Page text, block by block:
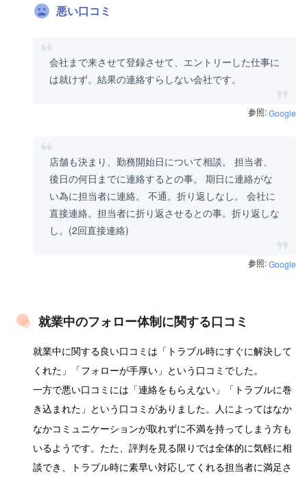
悪い口コミ
会社まで来させて登録させて、エントリーした仕事に
は就けず。結果の連絡すらしない会社です。
参照:Google
店舗も決まり、勤務開始日について相談。 担当者、
後日の何日までに連絡するとの事。 期日に連絡がな
い為に担当者に連絡。 不通。折り返しなし。 会社に
直接連絡。担当者に折り返させるとの事。折り返しな
し。(2回直接連絡)
参照:Google
就業中のフォロー体制に関する口コミ
就業中に関する良い口コミは「トラブル時にすぐに解決して
くれた」「フォローが手厚い」という口コミでした。
一方で悪い口コミには「連絡をもらえない」「トラブルに巻
き込まれた」という口コミがありました。人によってはなか
なかコミュニケーションが取れずに不満を持ってしまう方も
いるようです。たた、評判を見る限りでは全体的に気軽に相
談でき、トラブル時に素早い対応してくれる担当者に満足さ